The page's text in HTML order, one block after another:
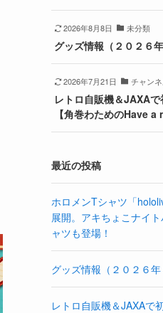
2026年8月8日 未分類
グッズ情報（２０２６年
2026年7月21日 チャン
レトロ自販機＆JAXAで
【角巻わためのHave
最近の投稿
ホロメンTシャツ「
展開。アキちょこナイ
ャツも登場！
グッズ情報（２０２６年
レトロ自販機＆JAXAで